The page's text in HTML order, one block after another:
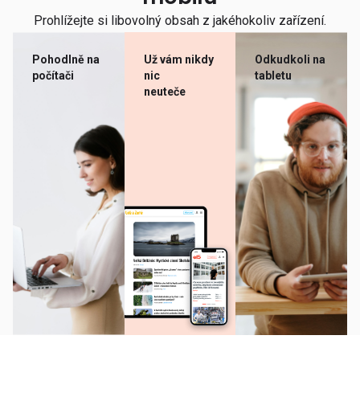
Prohlížejte si libovolný obsah z jakéhokoliv zařízení.
Pohodlně na
počítači
Už vám nikdy
nic
neuteče
Odkudkoli na
tabletu